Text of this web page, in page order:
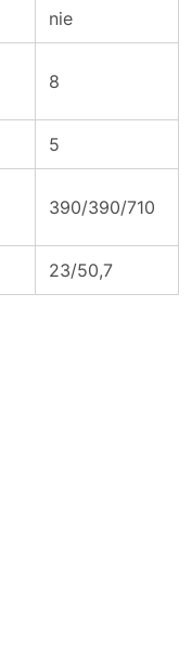
nie
8
5
390/390/710
23/50,7